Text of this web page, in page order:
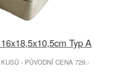
Typ A
- PŮVODNÍ CENA 729.-